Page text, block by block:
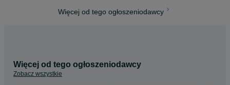
Więcej od tego ogłoszeniodawcy
Więcej od tego ogłoszeniodawcy
Zobacz wszystkie